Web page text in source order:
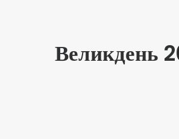
ПРО НАС
“ВІСНИК”/”ΑΓΓΕΛΙΑΦΌΡΟΣ”
Великдень